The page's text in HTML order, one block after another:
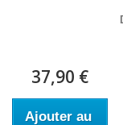
37,90 €
Ajouter au